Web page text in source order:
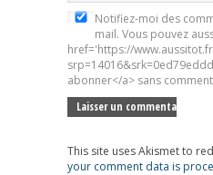
Notifiez-moi des
mail. Vous pouvez
href='https://
abonner</a> sans
This site uses Akismet to
your comment data is